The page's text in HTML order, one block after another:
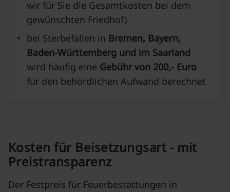
wir für Sie die Gesamtkosten bei dem
gewünschten Friedhof)
•
bei Sterbefällen in Bremen, Bayern,
Baden-Württemberg und im Saarland
wird häufig eine Gebühr von 200,- Euro
für den behördlichen Aufwand berechnet
Kosten für Beisetzungsart - mit
Preistransparenz
Der Festpreis für Feuerbestattungen in